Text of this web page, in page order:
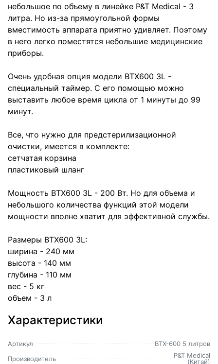
небольшое по объему в линейке P&T Medical - 3
литра. Но из-за прямоугольной формы
вместимость аппарата приятно удивляет. Поэтому
в него легко поместятся небольшие медицинские
приборы.
Очень удобная опция модели BTX600 3L -
специальный таймер. С его помощью можно
выставить любое время цикла от 1 минуты до 99
минут.
Все, что нужно для предстерилизационной
очистки, имеется в комплекте:
сетчатая корзина
пластиковый шланг
Мощность BTX600 3L - 200 Вт. Но для объема и
небольшого количества функций этой модели
мощности вполне хватит для эффективной службы.
Размеры BTX600 3L:
ширина - 240 мм
высота - 140 мм
глубина - 110 мм
вес - 5 кг
объем - 3 л
Характеристики
Артикул
ВТХ-600 5 литров
Производитель
P&T Medical
(Китай)